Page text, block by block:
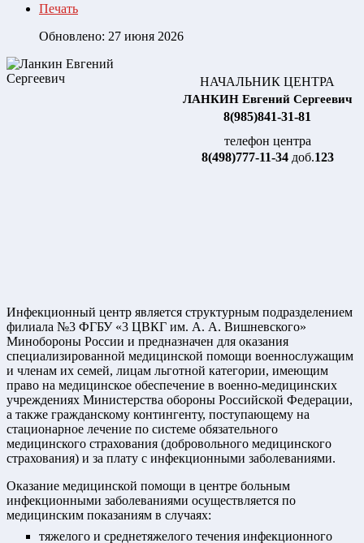
Печать
Обновлено: 27 июня 2026
НАЧАЛЬНИК ЦЕНТРА
ЛАНКИН Евгений Сергеевич
8(985)841-31-81
телефон центра
8(498)777-11-34доб.123
Инфекционный центр является структурным подразделением
филиала №3 ФГБУ «3 ЦВКГ им. А. А. Вишневского»
Минобороны России и предназначен для оказания
специализированной медицинской помощи военнослужащим
и членам их семей, лицам льготной категории, имеющим
право на медицинское обеспечение в военно-медицинских
учреждениях Министерства обороны Российской Федерации,
а также гражданскому контингенту, поступающему на
стационарное лечение по системе обязательного
медицинского страхования (добровольного медицинского
страхования) и за плату с инфекционными заболеваниями.
Оказание медицинской помощи в центре больным
инфекционными заболеваниями осуществляется по
медицинским показаниям в случаях:
тяжелого и среднетяжелого течения инфекционного